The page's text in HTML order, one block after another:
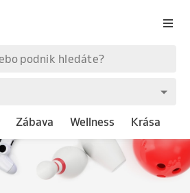
Zábava Wellness Krása